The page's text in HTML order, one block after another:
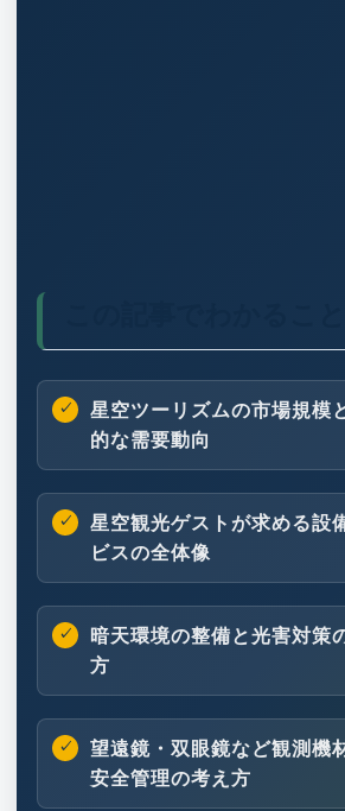
星空ツーリズムの市場規模
的な需要動向
星空観光ゲストが求める設
ビスの全体像
暗天環境の整備と光害対策
方
望遠鏡・双眼鏡など観測機
安全管理の考え方